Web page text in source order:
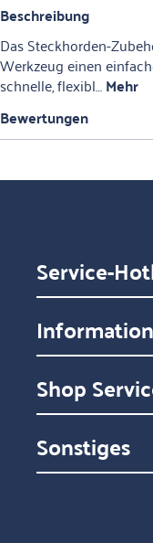
Beschreibung
Das Steckhorden-
Werkzeug einen
schnelle, flexibl…Mehr
Bewertungen
Service-
Shop
Sonstiges